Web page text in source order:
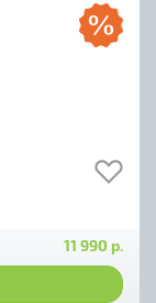
11 990 р.